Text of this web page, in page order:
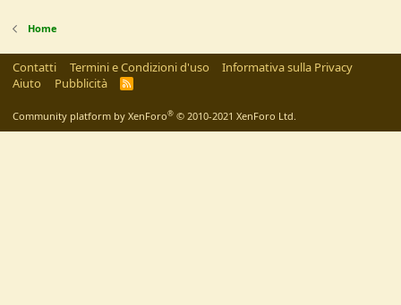
Home
Contatti Termini e Condizioni d'uso
Informativa sulla Privacy
Aiuto
Pubblicità
R
Community platform by XenForo® © 2010-2021 XenForo Ltd.